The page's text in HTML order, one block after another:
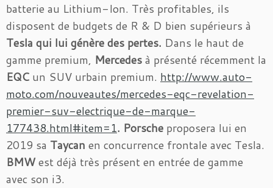
batterie au Lithium-Ion. Très profitables, ils
disposent de budgets de R & D bien supérieurs à
Tesla qui lui génère des pertes. Dans le haut de
gamme premium, Mercedesà présenté récemment la
EQC un SUV urbain premium. http://www.auto-
moto.com/nouveautes/mercedes-eqc-revelation-
premier-suv-electrique-de-marque-
177438.html#item=1. Porsche proposera lui en
2019 sa Taycan en concurrence frontale avec Tesla.
BMWest déjà très présent en entrée de gamme
avec son i3.